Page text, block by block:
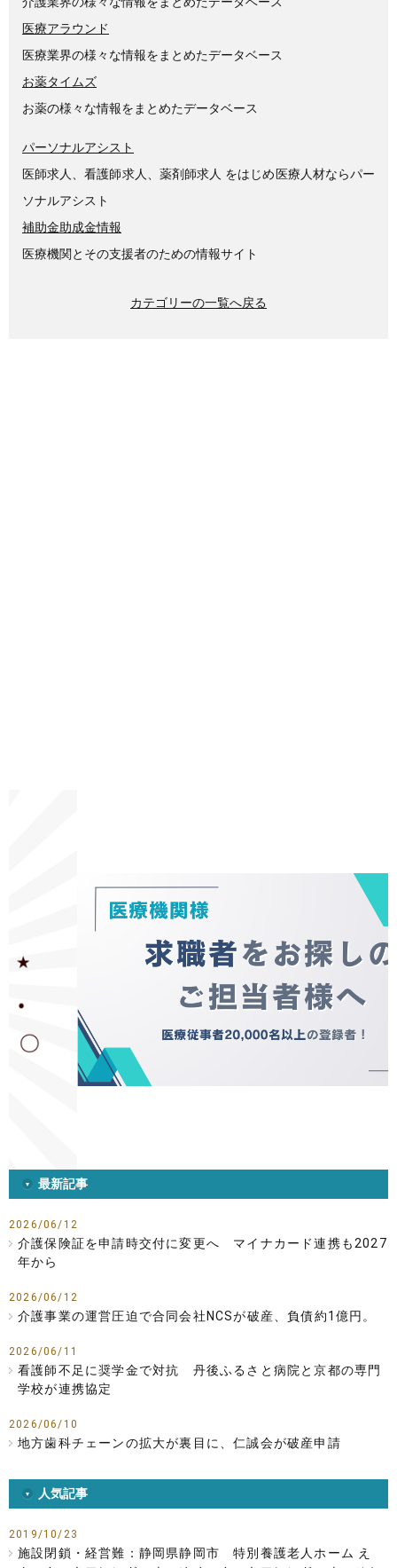
医療アラウンド
医療業界の様々な情報をまとめたデータベース
お薬タイムズ
お薬の様々な情報をまとめたデータベース
パーソナルアシスト
医師求人、看護師求人、薬剤師求人 をはじめ医療人材ならパー
ソナルアシスト
補助金助成金情報
医療機関とその支援者のための情報サイト
カテゴリーの一覧へ戻る
最新記事
2026/06/12
介護保険証を申請時交付に変更へ マイナカード連携も2027
年から
2026/06/12
介護事業の運営圧迫で合同会社NCSが破産、負債約1億円。
2026/06/11
看護師不足に奨学金で対抗 丹後ふるさと病院と京都の専門
学校が連携協定
2026/06/10
地方歯科チェーンの拡大が裏目に、仁誠会が破産申請
人気記事
2019/10/23
施設閉鎖・経営難：静岡県静岡市 特別養護老人ホーム え